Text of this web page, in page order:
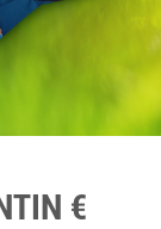
€